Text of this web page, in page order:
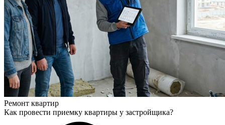
Ремонт квартир
Как провести приемку квартиры у застройщика?